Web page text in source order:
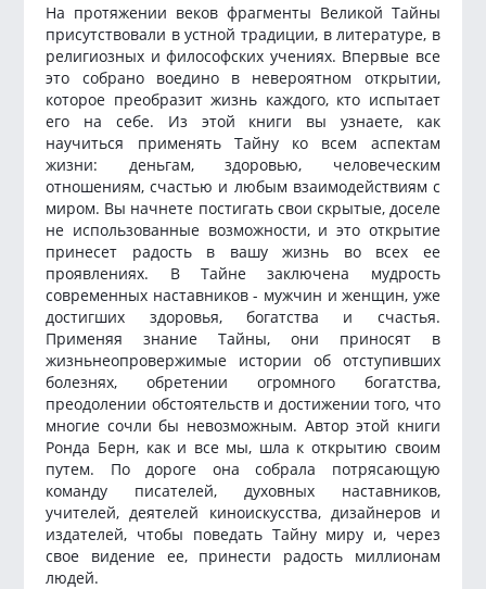
На протяжении веков фрагменты Великой Тайны
присутствовали в устной традиции, в литературе, в
религиозных и философских учениях. Впервые все
это собрано воедино в невероятном открытии,
которое преобразит жизнь каждого, кто испытает
его на себе. Из этой книги вы узнаете, как
научиться применять Тайну ко всем аспектам
жизни: деньгам, здоровью, человеческим
отношениям, счастью и любым взаимодействиям с
миром. Вы начнете постигать свои скрытые, доселе
не использованные возможности, и это открытие
принесет радость в вашу жизнь во всех ее
проявлениях. В Тайне заключена мудрость
современных наставников - мужчин и женщин, уже
достигших здоровья, богатства и счастья.
Применяя знание Тайны, они приносят в
жизньнеопровержимые истории об отступивших
болезнях, обретении огромного богатства,
преодолении обстоятельств и достижении того, что
многие сочли бы невозможным. Автор этой книги
Ронда Берн, как и все мы, шла к открытию своим
путем. По дороге она собрала потрясающую
команду писателей, духовных наставников,
учителей, деятелей киноискусства, дизайнеров и
издателей, чтобы поведать Тайну миру и, через
свое видение ее, принести радость миллионам
людей.